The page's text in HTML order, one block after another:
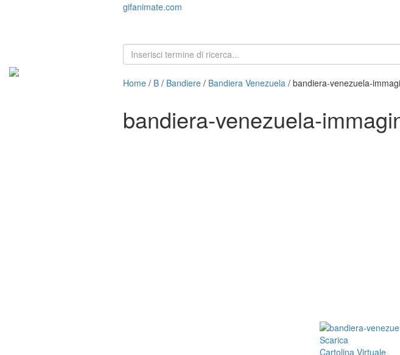
gifanimate.com
Home / B / Bandiere / Bandiera Venezuela / bandiera-venezuela-
bandiera-venezuela-
Scarica
Cartolina Virtuale